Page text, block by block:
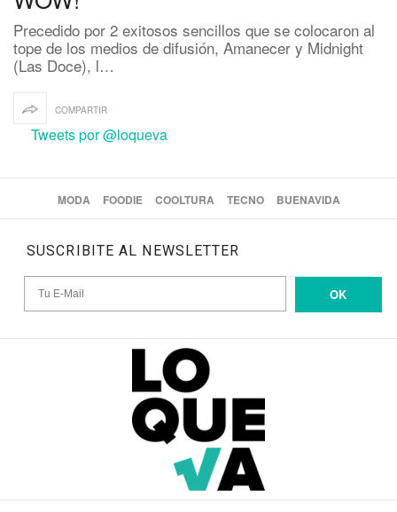
Precedido por 2 exitosos sencillos que se colocaron al
tope de los medios de difusión, Amanecer y Midnight
(Las Doce), l…
COMPARTIR
Tweets por @loqueva
MODA FOODIE COOLTURA TECNO BUENAVIDA
SUSCRIBITE AL NEWSLETTER
OK